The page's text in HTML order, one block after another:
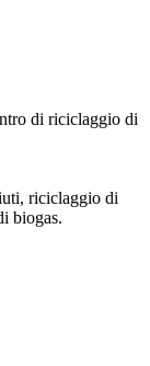
di riciclaggio di
riciclaggio di
biogas.